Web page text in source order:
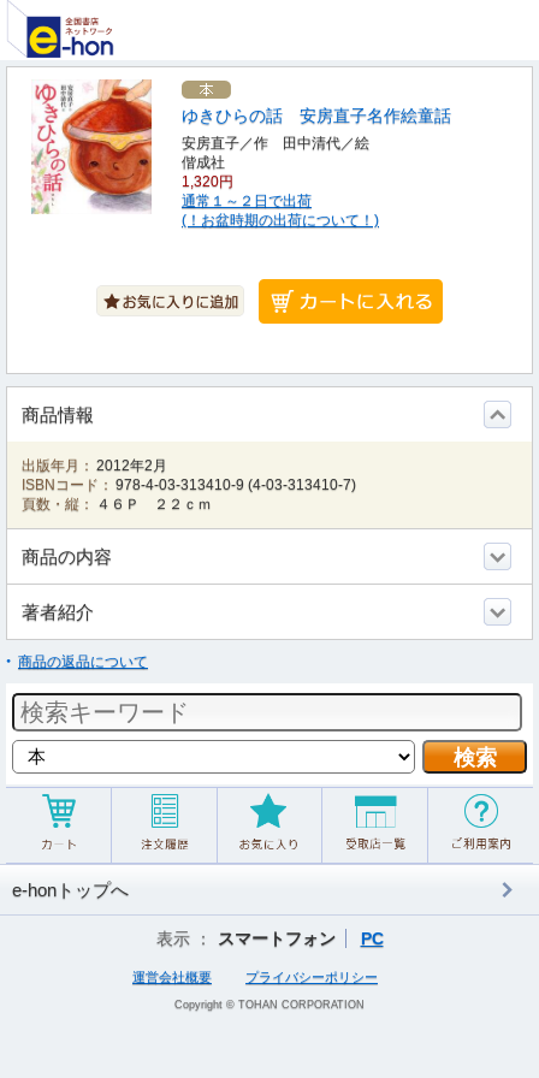
ゆきひらの話 安房直子名作絵童話
安房直子／作 田中清代／絵
偕成社
1,320円
通常１～２日で出荷
(！お盆時期の出荷について！)
商品情報
出版年月： 2012年2月
ISBNコード： 978-4-03-313410-9 (4-03-313410-7)
頁数・縦：
４６Ｐ ２２ｃｍ
商品の内容
著者紹介
商品の返品について
e-honトップへ
表示 ： スマートフォン PC
運営会社概要 プライバシーポリシー
Copyright © TOHAN CORPORATION